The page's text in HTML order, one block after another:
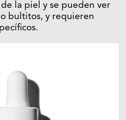
la piel y se pueden ver
bultitos, y requieren